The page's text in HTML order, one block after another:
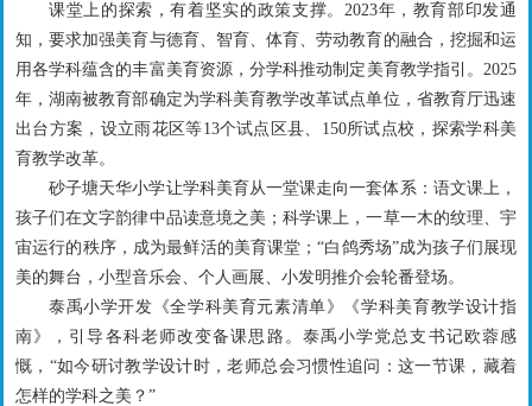
课堂上的探索，有着坚实的政策支撑。2023年，教育部印发通
知，要求加强美育与德育、智育、体育、劳动教育的融合，挖掘和运
用各学科蕴含的丰富美育资源，分学科推动制定美育教学指引。2025
年，湖南被教育部确定为学科美育教学改革试点单位，省教育厅迅速
出台方案，设立雨花区等13个试点区县、150所试点校，探索学科美
育教学改革。
砂子塘天华小学让学科美育从一堂课走向一套体系：语文课上，
孩子们在文字韵律中品读意境之美；科学课上，一草一木的纹理、宇
宙运行的秩序，成为最鲜活的美育课堂；“白鸽秀场”成为孩子们展现
美的舞台，小型音乐会、个人画展、小发明推介会轮番登场。
泰禹小学开发《全学科美育元素清单》《学科美育教学设计指
南》，引导各科老师改变备课思路。泰禹小学党总支书记欧蓉感
慨，“如今研讨教学设计时，老师总会习惯性追问：这一节课，藏着
怎样的学科之美？”